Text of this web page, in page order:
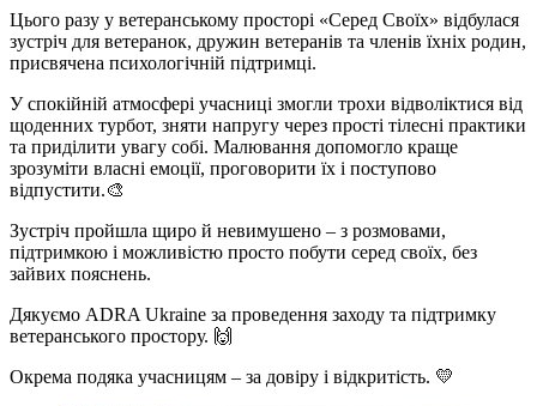
Цього разу у ветеранському просторі «Серед Своїх» відбулася
зустріч для ветеранок, дружин ветеранів та членів їхніх родин,
присвячена психологічній підтримці.
У спокійній атмосфері учасниці змогли трохи відволіктися від
щоденних турбот, зняти напругу через прості тілесні практики
та приділити увагу собі. Малювання допомогло краще
зрозуміти власні емоції, проговорити їх і поступово
відпустити.🎨
Зустріч пройшла щиро й невимушено – з розмовами,
підтримкою і можливістю просто побути серед своїх, без
зайвих пояснень.
Дякуємо ADRA Ukraine за проведення заходу та підтримку
ветеранського простору. 🙌
Окрема подяка учасницям – за довіру і відкритість. 💛